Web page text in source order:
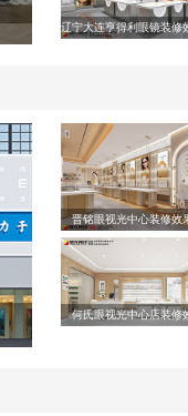
辽宁大连亨得利眼镜装修
晋铭眼视光中心装修效
何氏眼视光中心店装修